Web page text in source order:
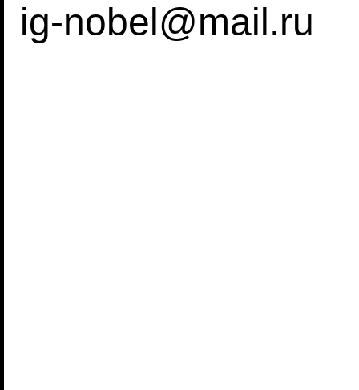
ig-nobel@mail.ru